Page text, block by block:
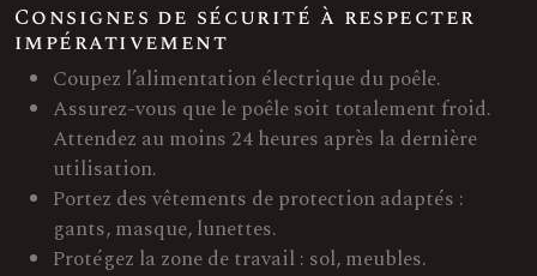
Consignes de sécurité à respecter
impérativement
Coupez l’alimentation électrique du poêle.
Assurez-vous que le poêle soit totalement froid.
Attendez au moins 24 heures après la dernière
utilisation.
Portez des vêtements de protection adaptés :
gants, masque, lunettes.
Protégez la zone de travail : sol, meubles.